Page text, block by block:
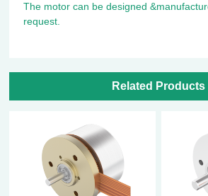
The motor can be designed
request.
Related Products